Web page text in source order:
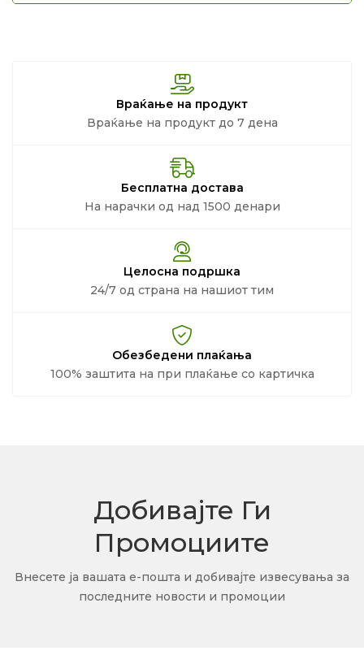
Враќање на продукт
Враќање на продукт до 7 дена
Бесплатна достава
На нарачки од над 1500 денари
Целосна подршка
24/7 од страна на нашиот тим
Обезбедени плаќања
100% заштита на при плаќање со картичка
Добивајте Ги
Промоциите
Внесете ја вашата е-пошта и добивајте извесувања за
последните новости и промоции